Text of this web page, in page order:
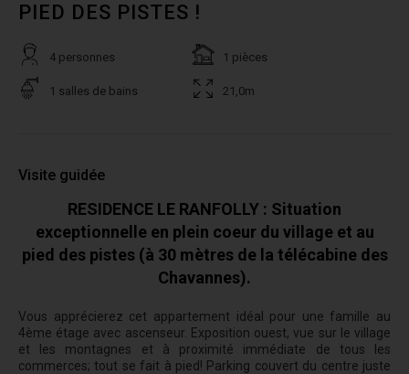
PIED DES PISTES !
4 personnes 1 pièces
1 salles de bains 21,0m
Visite guidée
RESIDENCE LE RANFOLLY : Situation
exceptionnelle en plein coeur du village et au
pied des pistes (à 30 mètres de la télécabine des
Chavannes).
Vous apprécierez cet appartement idéal pour une famille au
4ème étage avec ascenseur. Exposition ouest, vue sur le village
et les montagnes et à proximité immédiate de tous les
commerces; tout se fait à pied! Parking couvert du centre juste